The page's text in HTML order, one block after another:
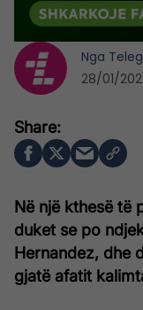
Në një kthesë të
duket se po
Hernandez, dhe
gjatë afatit
Nga
28/01/